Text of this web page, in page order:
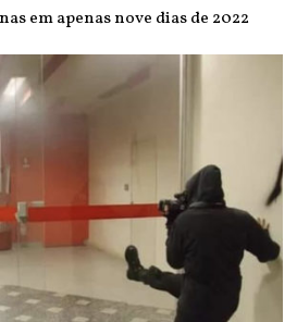
em apenas nove dias de 2022